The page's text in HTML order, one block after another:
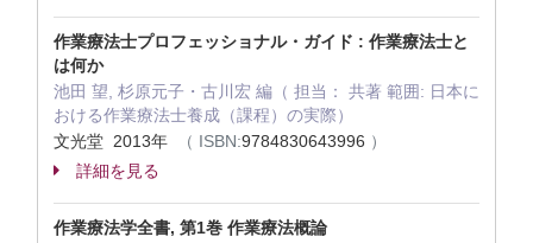
作業療法士プロフェッショナル・ガイド : 作業療法士と
は何か
池田 望, 杉原元子・古川宏 編（ 担当： 共著 範囲: 日本に
おける作業療法士養成（課程）の実際）
文光堂 2013年
（ ISBN:9784830643996 ）
詳細を見る
作業療法学全書, 第1巻 作業療法概論